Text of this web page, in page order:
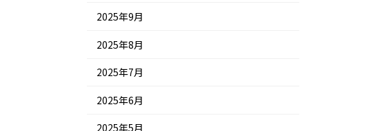
2025年9月
2025年8月
2025年7月
2025年6月
2025年5月